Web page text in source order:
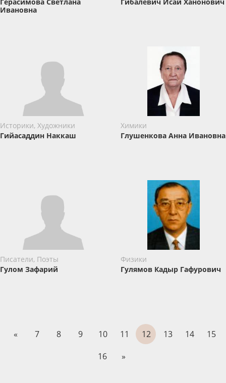
Ивановна
Историки, Художники
Гийасаддин Наккаш
Химики
Глушенкова Анна Ивановна
Писатели, Поэты
Гулом Зафарий
Физики
Гулямов Кадыр Гафурович
« 7 8 9 10 11 12 13 14
15
16
»